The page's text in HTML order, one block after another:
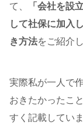
て、
「会社を設
して社保に加入
き方法をご紹介
実際私が一人で
おきたかったこ
すく記載していま